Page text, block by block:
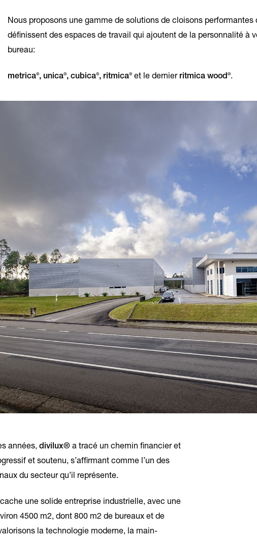
Nous proposons une gamme de solutions de cloisons performantes
définissent des espaces de travail qui ajoutent de la personnalité à
bureau:
metrica®, unica®, cubica®, ritmica®et le dernier ritmica wood®.
années,divilux® a tracé un chemin financier et
et soutenu, s’affirmant comme l’un des
du secteur qu’il représente.
une solide entreprise industrielle, avec une
4500 m2, dont 800 m2 de bureaux et de
la technologie moderne, la main-